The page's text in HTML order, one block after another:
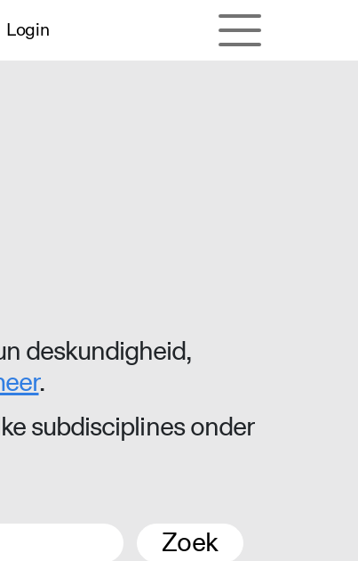
Login
deskundigheid,
.
subdisciplines onder
Zoek